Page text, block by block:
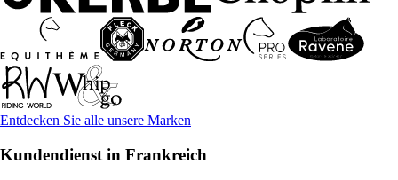
Entdecken Sie alle unsere Marken
Kundendienst in Frankreich